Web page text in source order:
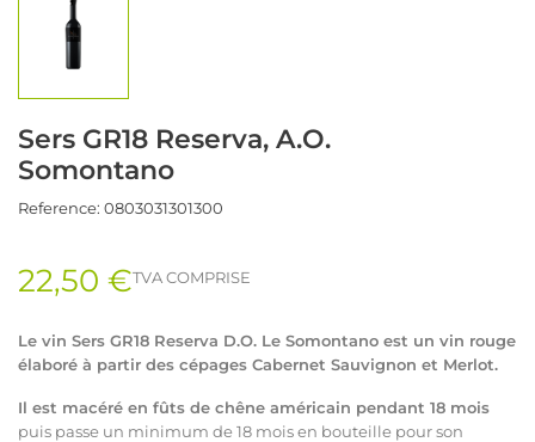
Sers GR18 Reserva, A.O.
Somontano
Reference: 0803031301300
22,50 €TVA COMPRISE
Le vin Sers GR18 Reserva D.O. Le Somontano est un vin rouge
élaboré à partir des cépages Cabernet Sauvignon et Merlot.
Il est macéré en fûts de chêne américain pendant 18 mois
puis passe un minimum de 18 mois en bouteille pour son